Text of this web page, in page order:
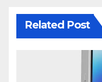
Related Post